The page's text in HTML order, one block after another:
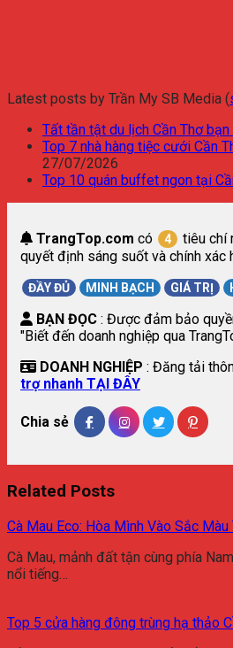
Latest posts by Trần My SB Media (
Tất tần tật du lịch Cần Thơ
Top 7 nhà hàng tiệc cưới Cần
27/07/2026
Top 10 quán buffet ngon tại
TrangTop.com có 4
tiêu chí
quyết định sáng suốt và chính xác
ĐẦY ĐỦ MINH BẠCH GIÁ TRỊ
BẠN ĐỌC : Được đảm bảo
"Biết đến doanh nghiệp qua
DOANH NGHIỆP : Đăng tải
trợ nhanh TẠI ĐÂY
Chia sẻ
Related Posts
Cà Mau Eco: Hòa Mình Vào Sắc
Cà Mau, mảnh đất tận cùng phía
nổi tiếng…
Top 5 cửa hàng đông trùng hạ thảo